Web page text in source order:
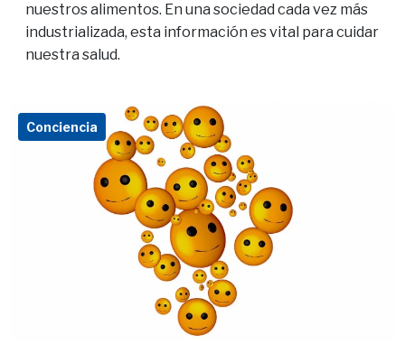
nuestros alimentos. En una sociedad cada vez más
industrializada, esta información es vital para cuidar
nuestra salud.
Conciencia